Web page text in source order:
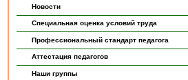
Новости
Специальная оценка условий труда
Профессиональный стандарт педагога
Аттестация педагогов
Наши группы